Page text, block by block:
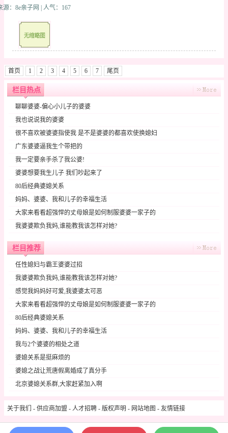
源：8e亲子网 | 人气：167
首页 1 2 3 4 5 6 7 尾页
栏目热点
聊聊婆婆-偏心小儿子的婆婆
我也说说我的婆婆
很不喜欢被婆婆指使我 是不是婆婆的都喜欢使换媳妇
广东婆婆逼我生个带把的
我一定要亲手杀了我公婆!
婆婆想要我生儿子 我们吵起来了
80后经典婆媳关系
妈妈、婆婆、我和儿子的幸福生活
大家来看看超强悍的丈母娘是如何制服婆婆一家子的
我婆婆欺负我妈,谁能教我该怎样对她?
栏目推荐
任性媳妇与霸王婆婆过招
我婆婆欺负我妈,谁能教我该怎样对她?
感觉我妈妈好可爱,我婆婆太可恶
大家来看看超强悍的丈母娘是如何制服婆婆一家子的
80后经典婆媳关系
妈妈、婆婆、我和儿子的幸福生活
我与2个婆婆的相处之道
婆媳关系是挺麻烦的
婆媳之战让荒唐假离婚成了真分手
北京婆媳关系群,大家赶紧加入啊
关于我们 - 供应商加盟 - 人才招聘 - 版权声明 - 网站地图 - 友情链接
Copyright © 2009-2024 yr.pinnace.cn All Rights Reserved. 17育儿网版权所有